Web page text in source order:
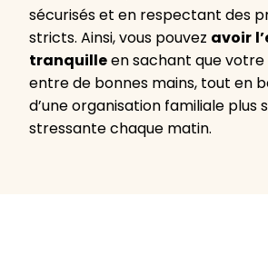
sécurisés et en respectant des
stricts. Ainsi, vous pouvez avoir
tranquilleen sachant que
entre de bonnes mains, tout en
d’une organisation familiale plus
stressante chaque matin.